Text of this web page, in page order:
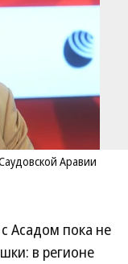
Аравии
Асадом пока не
в регионе